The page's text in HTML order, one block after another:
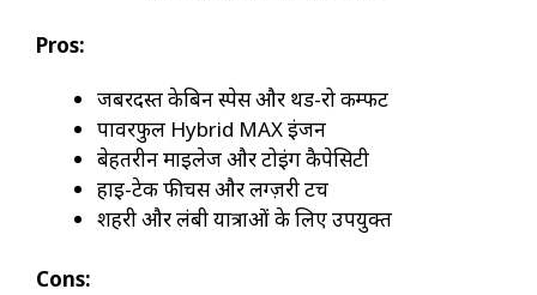
Pros:
जबरदस्त केबिन स्पेस और थर्ड-रो कम्फर्ट
पावरफुल Hybrid MAX इंजन
बेहतरीन माइलेज और टोइंग कैपेसिटी
हाई-टेक फीचर्स और लग्ज़री टच
शहरी और लंबी यात्राओं के लिए उपयुक्त
Cons: